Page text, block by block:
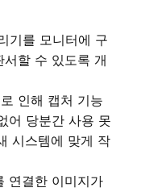
기를 모니터에 구
할 수 있도록 개
인해 캡처 기능
어 당분간 사용 못
시스템에 맞게 작
연결한 이미지가